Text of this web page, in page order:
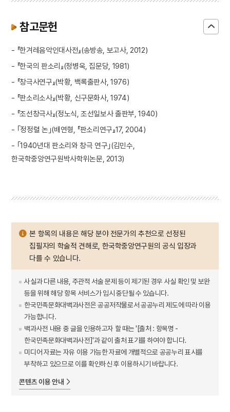
참고문헌
- 『한겨레음악인대사전』(송방송, 보고사, 2012)
- 『한국의 판소리』(정병욱, 집문당, 1981)
- 『창극사연구』(박황, 백록출판사, 1976)
- 『판소리소사』(박황, 신구문화사, 1974)
- 『조선창극사』(정노식, 조선일보사 출판부, 1940)
- ｢정정렬 논｣(배연형, 『판소리연구』17, 2004)
- ｢1940년대 판소리와 창극 연구｣(김민수,
한국학중앙연구원박사학위논문, 2013)
본 항목의 내용은 해당 분야 전문가의 추천으로 선정된
집필자의 학술적 견해로, 한국학중앙연구원의 공식 입장과
다를 수 있습니다.
사실과 다른 내용, 주관적 서술 문제 등이 제기된 경우 사실 확인 및 보완
등을 위해 해당 항목 서비스가 임시 중단될 수 있습니다.
한국민족문화대백과사전은 공공저작물로서 공공누리 제도에 따라 이용
가능합니다.
백과사전 내용 중 글을 인용하고자 할 때는 '[출처 : 항목명 -
한국민족문화대백과사전]'과 같이 출처 표기를 하여야 합니다.
미디어 자료는 자유 이용 가능한 자료에 개별적으로 공공누리 표시를
부착하고 있으므로 이를 확인하신 후 이용하시기 바랍니다.
콘텐츠 이용 안내